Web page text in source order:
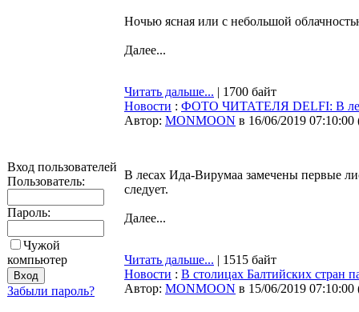
Вход пользователей
Пользователь:
Пароль:
Чужой
компьютер
Забыли пароль?
Ночью ясная или с небольшой
Далее...
Читать дальше... | 1700 байт
Новости : ФОТО ЧИТАТЕЛЯ DELFI: В
Автор: MONMOON в 16/06/2019 07:10:00
В лесах Ида-Вирумаа замечены первые
следует.
Далее...
Читать дальше... | 1515 байт
Новости : В столицах Балтийских стран
Автор: MONMOON в 15/06/2019 07:10:00